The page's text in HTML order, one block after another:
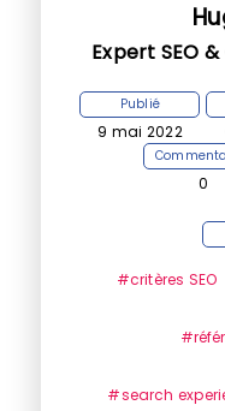
Expert SEO
Publié
9 mai 2022
0
#critères SEO
#search